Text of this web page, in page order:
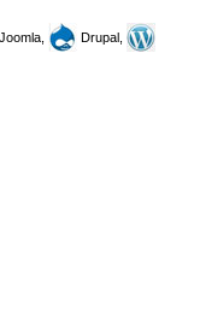
Joomla,
Drupal,